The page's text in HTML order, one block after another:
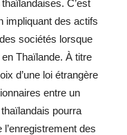
C’est
impliquant des actifs
sociétés lorsque
Thaïlande. À titre
d’une loi étrangère
entre un
pourra
des